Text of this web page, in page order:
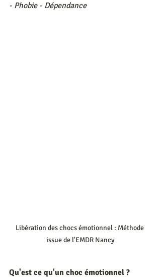
- Phobie - Dépendance
Libération des chocs émotionnel : Méthode
issue de l'EMDR Nancy
Qu'est ce qu'un choc émotionnel ?